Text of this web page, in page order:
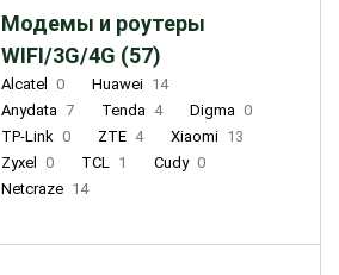
Модемы и роутеры
WIFI/3G/4G (57)
Alcatel 0 Huawei 14
Anydata 7 Tenda 4 Digma 0
TP-Link 0 ZTE 4 Xiaomi 13
Zyxel
0 TCL 1 Cudy 0
Netcraze 14